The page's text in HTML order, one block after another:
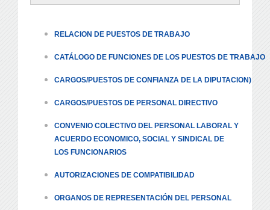
RELACION DE PUESTOS DE TRABAJO
CATÁLOGO DE FUNCIONES DE LOS PUESTOS DE TRABAJO
CARGOS/PUESTOS DE CONFIANZA DE LA DIPUTACION)
CARGOS/PUESTOS DE PERSONAL DIRECTIVO
CONVENIO COLECTIVO DEL PERSONAL LABORAL Y
ACUERDO ECONOMICO, SOCIAL Y SINDICAL DE
LOS FUNCIONARIOS
AUTORIZACIONES DE COMPATIBILIDAD
ORGANOS DE REPRESENTACIÓN DEL PERSONAL